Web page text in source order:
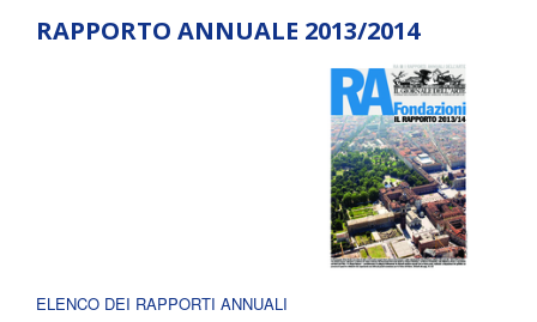
RAPPORTO ANNUALE 2013/2014
ELENCO DEI RAPPORTI ANNUALI